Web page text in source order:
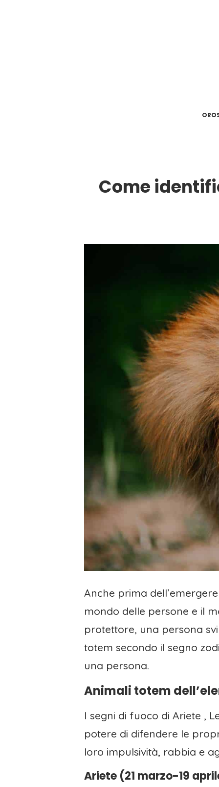
Come
Anche prima
mondo delle persone e il
protettore, una persona
totem secondo il segno
una persona.
Animali totem
I segni di fuoco di Ariete ,
potere di difendere le
loro impulsività, rabbia e
Ariete (21 marzo-19